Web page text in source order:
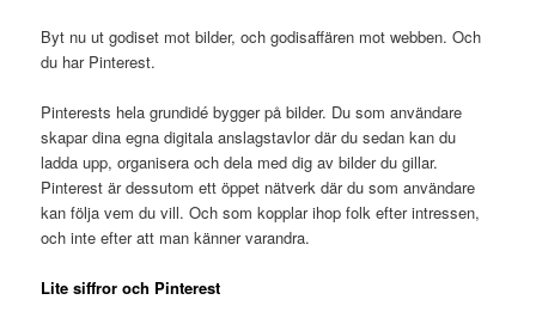
Byt nu ut godiset mot bilder, och godisaffären mot webben. Och
du har Pinterest.
Pinterests hela grundidé bygger på bilder. Du som användare
skapar dina egna digitala anslagstavlor där du sedan kan du
ladda upp, organisera och dela med dig av bilder du gillar.
Pinterest är dessutom ett öppet nätverk där du som användare
kan följa vem du vill. Och som kopplar ihop folk efter intressen,
och inte efter att man känner varandra.
Lite siffror och Pinterest